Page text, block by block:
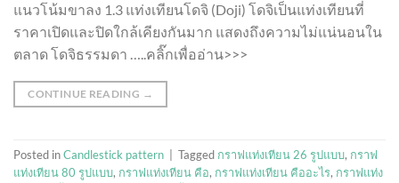
แนวโน้มขาลง 1.3 แท่งเทียนโดจิ (Doji) โดจิเป็นแท่งเทียนที่
ราคาเปิดและปิดใกล้เคียงกันมาก แสดงถึงความไม่แน่นอนใน
ตลาด โดจิธรรมดา …..คลิ๊กเพื่ออ่าน>>>
CONTINUE READING →
Posted inCandlestick pattern Tagged กราฟแท่งเทียน 26 รูปแบบ, กราฟ
แท่งเทียน 80 รูปแบบ, กราฟแท่งเทียน คือ, กราฟแท่งเทียน คืออะไร, กราฟแท่ง